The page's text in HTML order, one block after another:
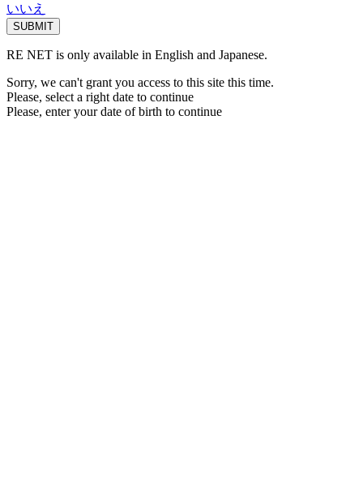
いいえ
RE NET is only available in English and Japanese.
Sorry, we can't grant you access to this site this time.
Please, select a right date to continue
Please, enter your date of birth to continue